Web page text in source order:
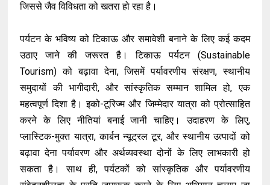
जिससे जैव विविधता को खतरा हो रहा है।
पर्यटन के भविष्य को टिकाऊ और समावेशी बनाने के लिए कई कदम
उठाए जाने की जरूरत है। टिकाऊ पर्यटन (Sustainable
Tourism) को बढ़ावा देना, जिसमें पर्यावरणीय संरक्षण, स्थानीय
समुदायों की भागीदारी, और सांस्कृतिक सम्मान शामिल हो, एक
महत्वपूर्ण दिशा है। इको-टूरिज्म और जिम्मेदार यात्रा को प्रोत्साहित
करने के लिए नीतियां बनाई जानी चाहिए। उदाहरण के लिए,
प्लास्टिक-मुक्त यात्रा, कार्बन न्यूट्रल टूर, और स्थानीय उत्पादों को
बढ़ावा देना पर्यावरण और अर्थव्यवस्था दोनों के लिए लाभकारी हो
सकता है। साथ ही, पर्यटकों को सांस्कृतिक और पर्यावरणीय